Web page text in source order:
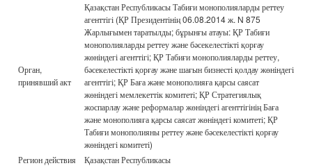
Орган,
принявший акт
Қазақстан Республикасы Табиғи монополияларды реттеу
агенттігі (ҚР Президентінің 06.08.2014 ж. N 875
Жарлығымен таратылды; бұрынғы атауы: ҚР Табиғи
монополияларды реттеу және бәсекелестікті қорғау
жөніндегі агенттігі; ҚР Табиғи монополияларды реттеу,
бәсекелестікті қорғау және шағын бизнесті қолдау жөніндегі
агенттігі; ҚР Баға және монополияға қарсы саясат
жөніндегі мемлекеттік комитеті; ҚР Стратегиялық
жоспарлау және реформалар жөніндегі агенттігінің Баға
және монополияға қарсы саясат жөніндегі комитеті; ҚР
Табиғи монополияны реттеу және бәсекелестікті қорғау
жөніндегі комитеті)
Регион действия
Қазақстан Республикасы